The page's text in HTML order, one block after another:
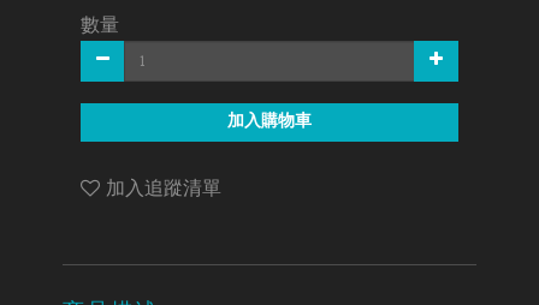
數量
加入購物車
加入追蹤清單